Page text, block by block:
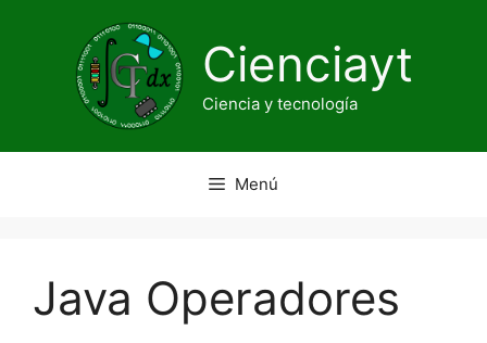
contenido
Cienciayt
Ciencia y tecnología
Menú
Java Operadores